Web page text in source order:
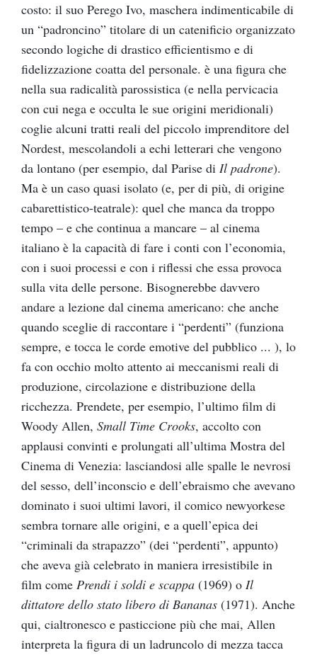
costo: il suo Perego Ivo, maschera indimenticabile di
un “padroncino” titolare di un catenificio organizzato
secondo logiche di drastico efficientismo e di
fidelizzazione coatta del personale. è una figura che
nella sua radicalità parossistica (e nella pervicacia
con cui nega e occulta le sue origini meridionali)
coglie alcuni tratti reali del piccolo imprenditore del
Nordest, mescolandoli a echi letterari che vengono
da lontano (per esempio, dal Parise di Il padrone).
Ma è un caso quasi isolato (e, per di più, di origine
cabarettistico-teatrale): quel che manca da troppo
tempo – e che continua a mancare – al cinema
italiano è la capacità di fare i conti con l’economia,
con i suoi processi e con i riflessi che essa provoca
sulla vita delle persone. Bisognerebbe davvero
andare a lezione dal cinema americano: che anche
quando sceglie di raccontare i “perdenti” (funziona
sempre, e tocca le corde emotive del pubblico ... ), lo
fa con occhio molto attento ai meccanismi reali di
produzione, circolazione e distribuzione della
ricchezza. Prendete, per esempio, l’ultimo film di
Woody Allen, Small Time Crooks, accolto con
applausi convinti e prolungati all’ultima Mostra del
Cinema di Venezia: lasciandosi alle spalle le nevrosi
del sesso, dell’inconscio e dell’ebraismo che avevano
dominato i suoi ultimi lavori, il comico newyorkese
sembra tornare alle origini, e a quell’epica dei
“criminali da strapazzo” (dei “perdenti”, appunto)
che aveva già celebrato in maniera irresistibile in
film come Prendi i soldi e scappa (1969) o Il
dittatore dello stato libero di Bananas (1971). Anche
qui, cialtronesco e pasticcione più che mai, Allen
interpreta la figura di un ladruncolo di mezza tacca